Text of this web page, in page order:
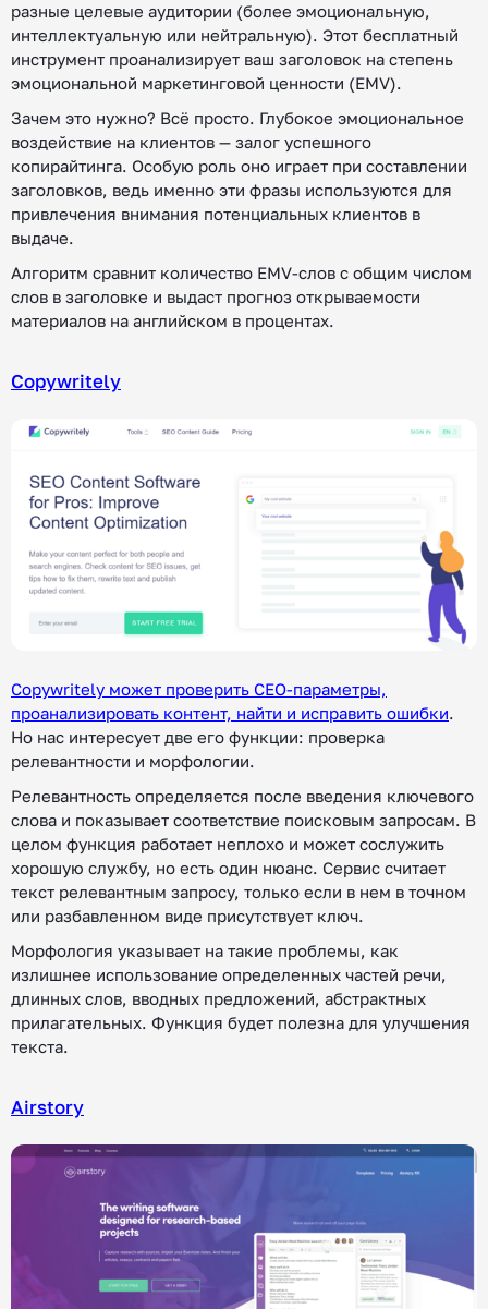
разные целевые аудитории (более эмоциональную,
интеллектуальную или нейтральную). Этот бесплатный
инструмент проанализирует ваш заголовок на степень
эмоциональной маркетинговой ценности (EMV).
Зачем это нужно? Всё просто. Глубокое эмоциональное
воздействие на клиентов — залог успешного
копирайтинга. Особую роль оно играет при составлении
заголовков, ведь именно эти фразы используются для
привлечения внимания потенциальных клиентов в
выдаче.
Алгоритм сравнит количество EMV-слов с общим числом
слов в заголовке и выдаст прогноз открываемости
материалов на английском в процентах.
Copywritely
Copywritely может проверить СЕО-параметры,
проанализировать контент, найти и исправить ошибки.
Но нас интересует две его функции: проверка
релевантности и морфологии.
Релевантность определяется после введения ключевого
слова и показывает соответствие поисковым запросам. В
целом функция работает неплохо и может сослужить
хорошую службу, но есть один нюанс. Сервис считает
текст релевантным запросу, только если в нем в точном
или разбавленном виде присутствует ключ.
Морфология указывает на такие проблемы, как
излишнее использование определенных частей речи,
длинных слов, вводных предложений, абстрактных
прилагательных. Функция будет полезна для улучшения
текста.
Airstory